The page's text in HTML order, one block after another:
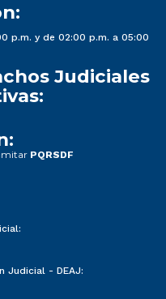
p.m. y de 02:00 p.m. a 05:00
Judiciales
PQRSDF
Judicial - DEAJ: